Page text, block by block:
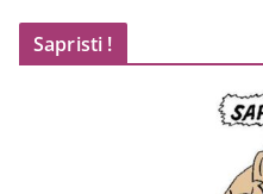
c
Sapristi !